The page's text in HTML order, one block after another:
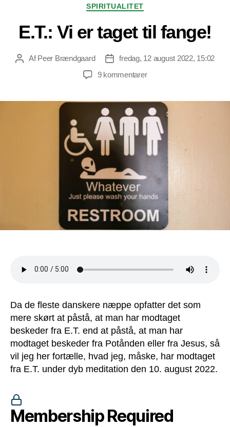
SPIRITUALITET
E.T.: Vi er taget til fange!
Indlægsforfatter
AfPeer Brændgaard Indlægsdato
fredag, 12 august 2022, 15:02
9 kommentarertil
er
taget
fange!
Da de fleste danskere næppe opfatter det som
mere skørt at påstå, at man har modtaget
beskeder fra E.T. end at påstå, at man har
modtaget beskeder fra Potånden eller fra Jesus, så
vil jeg her fortælle, hvad jeg, måske, har modtaget
fra E.T. under dyb meditation den 10. august 2022.
Membership Required